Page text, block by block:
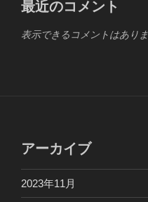
最近のコメント
表示できるコメントはありま
アーカイブ
2023年11月